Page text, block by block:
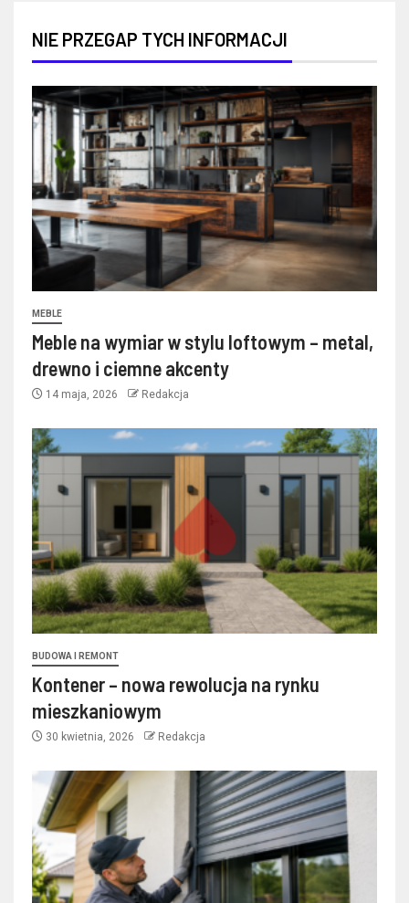
NIE PRZEGAP TYCH INFORMACJI
MEBLE
Meble na wymiar w stylu loftowym – metal,
drewno i ciemne akcenty
14 maja, 2026 Redakcja
BUDOWA I REMONT
Kontener – nowa rewolucja na rynku
mieszkaniowym
30 kwietnia, 2026 Redakcja